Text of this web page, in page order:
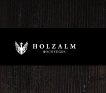
Wir bedanken uns bei allen
die tolle Wintersaison und